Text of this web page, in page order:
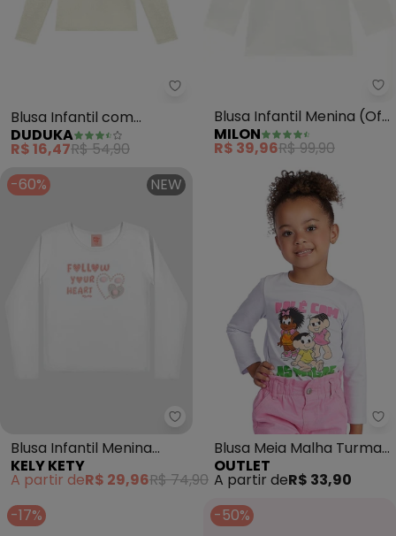
Duduka - Blusa Infantil com
Blusa Infantil com
Plaquinha (Branco)
DUDUKA
R$ 16,47R$ 54,90
Blusa Infantil Menina (Off
White)
MILON
R$ 39,96R$ 99,90
-60%
NEW
Kely Kety - Blusa Infantil
Blusa Infantil Menina
Manga Longa com
Pompom (Branco)
KELY KETY
A partir deR$ 29,96R$ 74,90
Blusa Meia Malha Turma
da Monica as Migas
(Branco)
OUTLET
A partir deR$ 33,90
-17%
-50%